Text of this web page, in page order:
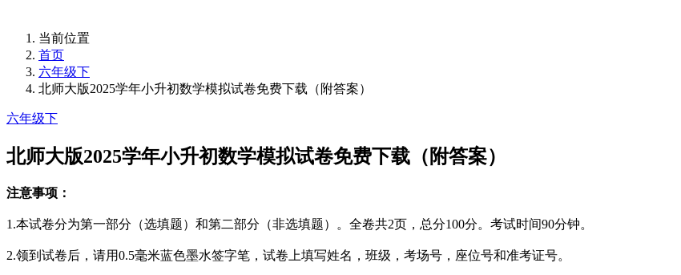
当前位置
首页
六年级下
北师大版2025学年小升初数学模拟试卷免费下载（附答案）
六年级下
北师大版2025学年小升初数学模拟试卷免费下载（附答案）
注意事项：
1.本试卷分为第一部分（选填题）和第二部分（非选填题）。全卷共2页，总分100分。考试时间90分钟。
2.领到试卷后，请用0.5毫米蓝色墨水签字笔， 试卷 上填写姓名 ，班级，考场号，座位号和准考证号。